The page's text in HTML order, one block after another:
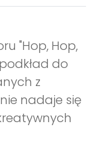
"Hop, Hop,
do
z
nadaje się